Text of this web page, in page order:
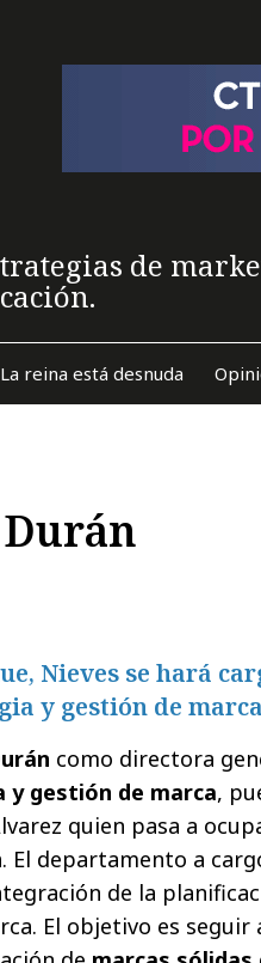
de
La reina está desnuda
Nieves se hará
y gestión de
como directora
y gestión de marca,
quien pasa a
El departamento a
de la
El objetivo es